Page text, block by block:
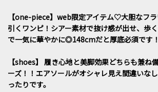
【one-piece】web限定アイテム♡大胆なフ
引くワンピ！シアー素材で抜け感が出せ、歩
で一気に華やかに◎148cmだと厚底必須です！
【shoes】 履き心地と美脚効果どちらも兼ね
ーズ！！エアソールがオシャレ見え間違いな
ったりです。